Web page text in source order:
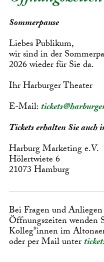
Sommerpause
Liebes Publikum,
wir sind in der
2026 wieder für Sie da.
Ihr Harburger Theater
E-Mail:
Tickets erhalten Sie auch
Harburg Marketing e.V.
Hölertwiete 6
21073 Hamburg
Bei Fragen und
Öffnungszeiten wenden
Kolleg*innen im
oder per Mail unter